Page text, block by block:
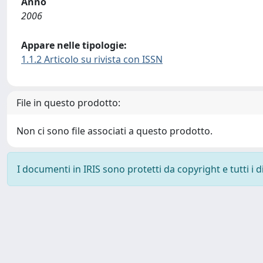
2006
Appare nelle tipologie:
1.1.2 Articolo su rivista con ISSN
File in questo prodotto:
Non ci sono file associati a questo prodotto.
I documenti in IRIS sono protetti da copyright e tutti i